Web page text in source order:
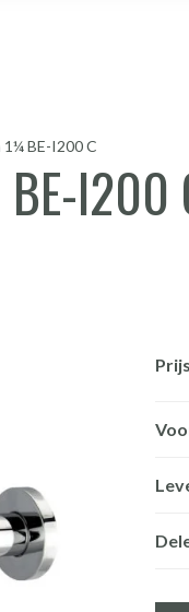
BE-I200 C
I200
Prijs